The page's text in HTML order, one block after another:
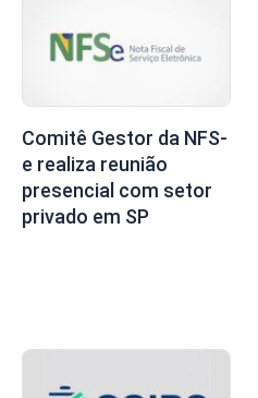
Comitê Gestor da NFS-
e realiza reunião
presencial com setor
privado em SP